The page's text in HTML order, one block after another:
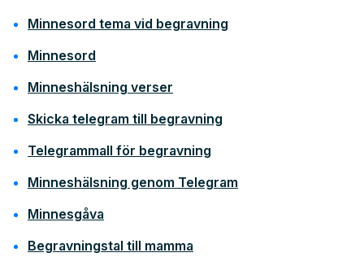
Minnesord tema vid begravning
Minnesord
Minneshälsning verser
Skicka telegram till begravning
Telegrammall för begravning
Minneshälsning genom Telegram
Minnesgåva
Begravningstal till mamma